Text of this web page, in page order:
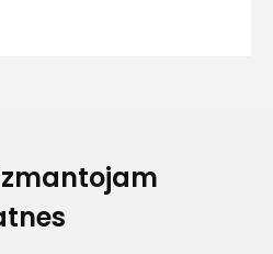
nov., LV - 3801
Sūtīt ziņojumu